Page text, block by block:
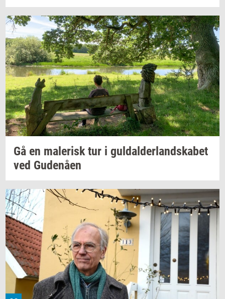
Gå en ma­le­risktur i gul­dal­der­land­ska­bet
ved Gu­denå­en